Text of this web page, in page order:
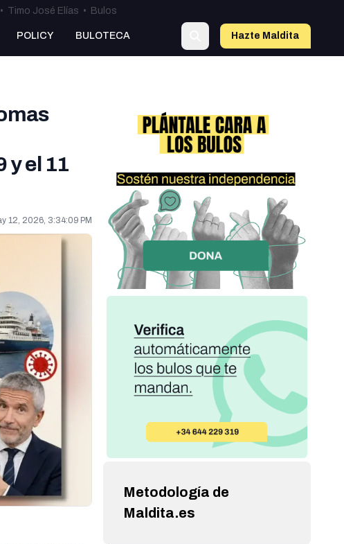
• Timo José Elías • Bulos
POLICY BULOTECA Hazte Maldita
y el 11
12, 2026, 3:34:09 PM
Metodología de
Maldita.es